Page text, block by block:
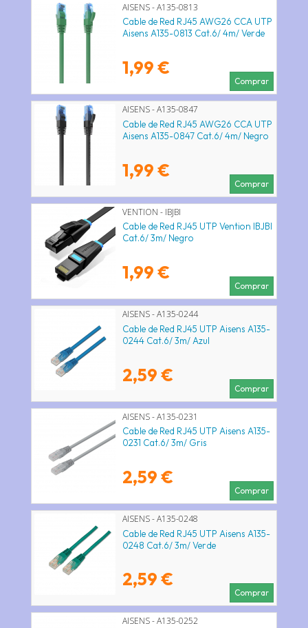
AISENS - A135-0813
Cable de Red RJ45 AWG26 CCA UTP
Aisens A135-0813 Cat.6/ 4m/ Verde
1,99 €
Comprar
AISENS - A135-0847
Cable de Red RJ45 AWG26 CCA UTP
Aisens A135-0847 Cat.6/ 4m/ Negro
1,99 €
Comprar
VENTION - IBJBI
Cable de Red RJ45 UTP Vention IBJBI
Cat.6/ 3m/ Negro
1,99 €
Comprar
AISENS - A135-0244
Cable de Red RJ45 UTP Aisens A135-
0244 Cat.6/ 3m/ Azul
2,59 €
Comprar
AISENS - A135-0231
Cable de Red RJ45 UTP Aisens A135-
0231 Cat.6/ 3m/ Gris
2,59 €
Comprar
AISENS - A135-0248
Cable de Red RJ45 UTP Aisens A135-
0248 Cat.6/ 3m/ Verde
2,59 €
Comprar
AISENS - A135-0252